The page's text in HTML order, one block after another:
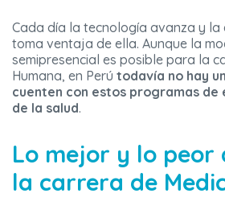
Cada día la tecnología avanza y la
toma ventaja de ella. Aunque la
semipresencial es posible para la
Humana, en Perú todavía no hay
cuenten con estos programas de
de la salud.
Lo mejor y lo peor
la carrera de